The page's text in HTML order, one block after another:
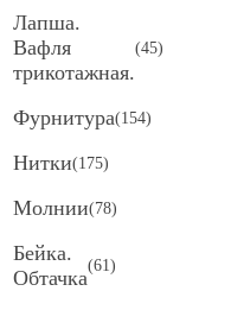
Лапша.
Вафля
трикотажная.
(45)
Фурнитура(154)
Нитки(175)
Молнии(78)
Бейка.
Обтачка
(61)